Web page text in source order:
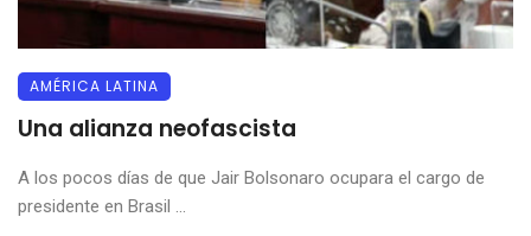
AMÉRICA LATINA
Una alianza neofascista
A los pocos días de que Jair Bolsonaro ocupara el cargo de
presidente en Brasil ...